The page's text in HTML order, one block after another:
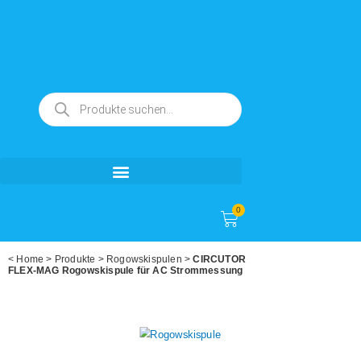
0
< Home > Produkte > Rogowskispulen >CIRCUTOR
FLEX-MAG Rogowskispule für AC Strommessung